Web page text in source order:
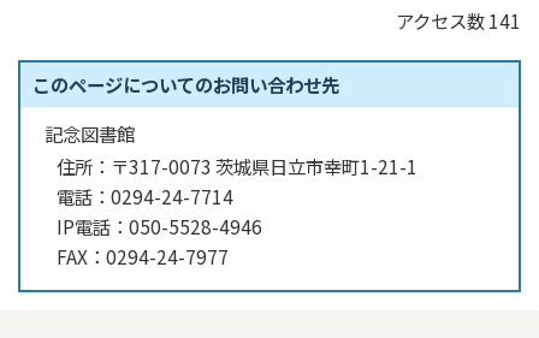
アクセス数141
このページについてのお問い合わせ先
記念図書館
住所： 〒317-0073 茨城県日立市幸町1-21-1
電話： 0294-24-7714
IP電話： 050-5528-4946
FAX： 0294-24-7977